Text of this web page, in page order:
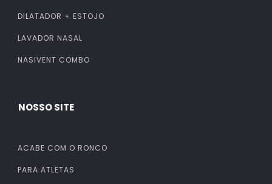
DILATADOR + ESTOJO
LAVADOR NASAL
NASIVENT COMBO
NOSSO SITE
ACABE COM O RONCO
PARA ATLETAS